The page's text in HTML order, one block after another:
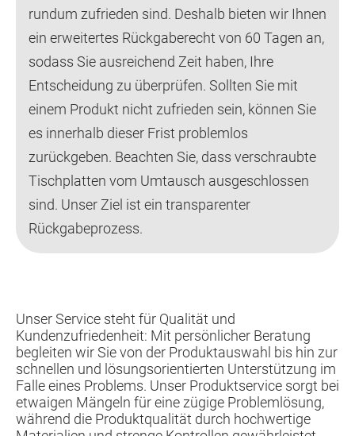
rundum zufrieden sind. Deshalb bieten wir Ihnen
ein erweitertes Rückgaberecht von 60 Tagen an,
sodass Sie ausreichend Zeit haben, Ihre
Entscheidung zu überprüfen. Sollten Sie mit
einem Produkt nicht zufrieden sein, können Sie
es innerhalb dieser Frist problemlos
zurückgeben. Beachten Sie, dass verschraubte
Tischplatten vom Umtausch ausgeschlossen
sind. Unser Ziel ist ein transparenter
Rückgabeprozess.
Unser Service steht für Qualität und
Kundenzufriedenheit: Mit persönlicher Beratung
begleiten wir Sie von der Produktauswahl bis hin zur
schnellen und lösungsorientierten Unterstützung im
Falle eines Problems. Unser Produktservice sorgt bei
etwaigen Mängeln für eine zügige Problemlösung,
während die Produktqualität durch hochwertige